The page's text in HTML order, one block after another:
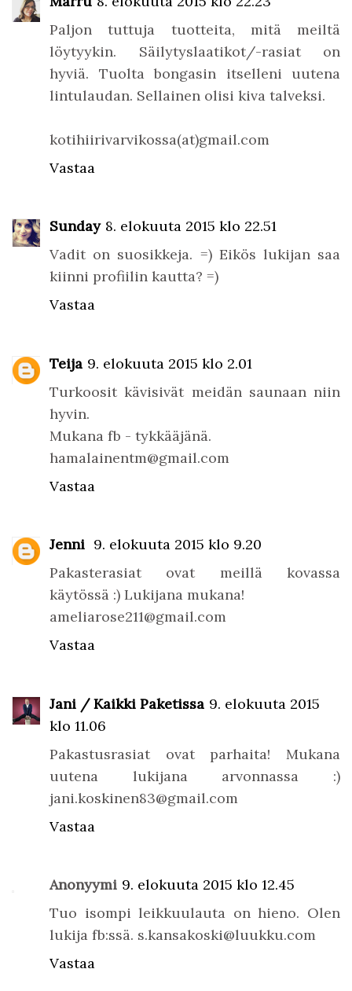
Paljon tuttuja tuotteita, mitä meiltä
löytyykin. Säilytyslaatikot/-rasiat on
hyviä. Tuolta bongasin itselleni uutena
lintulaudan. Sellainen olisi kiva talveksi.
kotihiirivarvikossa(at)gmail.com
Vastaa
Sunday 8. elokuuta 2015 klo 22.51
Vadit on suosikkeja. =) Eikös lukijan saa
kiinni profiilin kautta? =)
Vastaa
Teija 9. elokuuta 2015 klo 2.01
Turkoosit kävisivät meidän saunaan niin
hyvin.
Mukana fb - tykkääjänä.
hamalainentm@gmail.com
Vastaa
Jenni 9. elokuuta 2015 klo 9.20
Pakasterasiat ovat meillä kovassa
käytössä :) Lukijana mukana!
ameliarose211@gmail.com
Vastaa
Jani / Kaikki Paketissa 9. elokuuta 2015
klo 11.06
Pakastusrasiat ovat parhaita! Mukana
uutena lukijana arvonnassa :)
jani.koskinen83@gmail.com
Vastaa
Anonyymi 9. elokuuta 2015 klo 12.45
Tuo isompi leikkuulauta on hieno. Olen
lukija fb:ssä. s.kansakoski@luukku.com
Vastaa